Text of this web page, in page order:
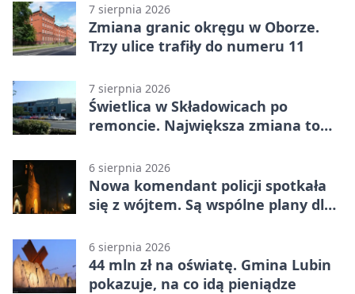
7 sierpnia 2026
Zmiana granic okręgu w Oborze.
Trzy ulice trafiły do numeru 11
7 sierpnia 2026
Świetlica w Składowicach po
remoncie. Największa zmiana to
6 sierpnia 2026
Nowa komendant policji spotkała
się z wójtem. Są wspólne plany dla
6 sierpnia 2026
44 mln zł na oświatę. Gmina Lubin
pokazuje, na co idą pieniądze